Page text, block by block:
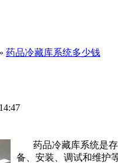
» 药品冷藏库系统多少钱
药品冷藏库系统是
备、安装、调试和维护